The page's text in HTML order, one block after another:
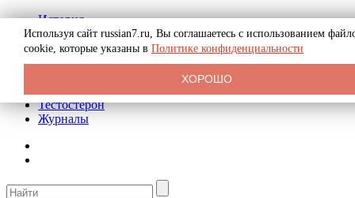
История
Биография
Криминал
Реклама на сайте
Тестостерон
Журналы
Используя сайт russian7.ru, Вы соглашаетесь с использованием
cookie, которые указаны в Политике конфиденциальности
ХОРОШО